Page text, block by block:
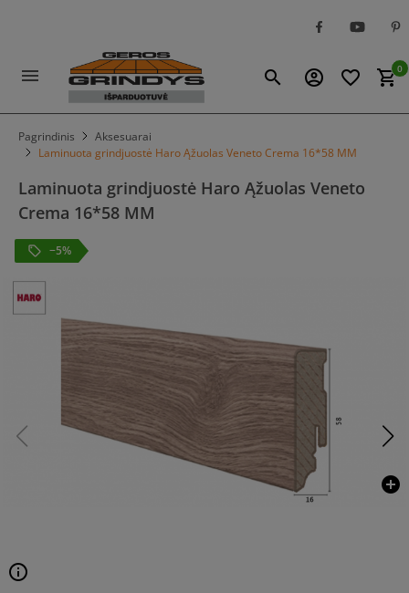
menu search account_circle favorite_border shopping_cart0
Pagrindinis
Aksesuarai
Laminuota grindjuostė Haro Ąžuolas Veneto Crema 16*58 MM
Laminuota grindjuostė Haro Ąžuolas Veneto
Crema 16*58 MM
local_offer −5%
add_circle
info